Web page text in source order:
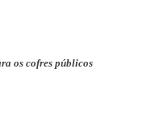
os cofres públicos